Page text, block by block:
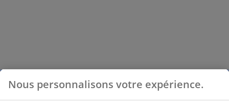
Nous personnalisons votre expérience.